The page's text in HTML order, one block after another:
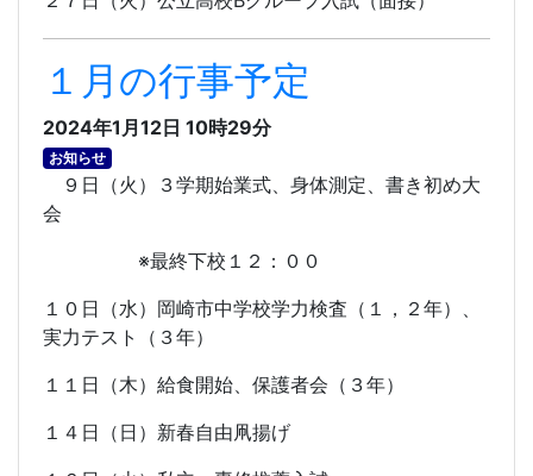
１月の行事予定
2024年1月12日 10時29分
お知らせ
９日（火）３学期始業式、身体測定、書き初め大
会
※最終下校１２：００
１０日（水）岡崎市中学校学力検査（１，２年）、
実力テスト（３年）
１１日（木）給食開始、保護者会（３年）
１４日（日）新春自由凧揚げ